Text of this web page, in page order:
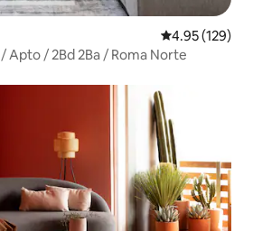
औसत रेटिंग 5 में से
4.95 (129)
Apto / 2Bd 2Ba / Roma Norte